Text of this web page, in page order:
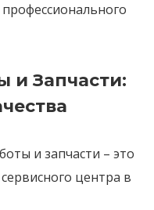
и Запчасти:
и запчасти – это
центра в